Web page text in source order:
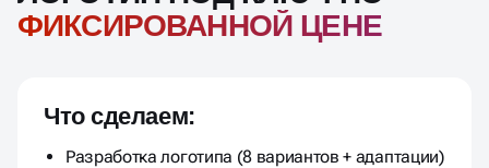
ФИКСИРОВАННОЙ ЦЕНЕ
Что сделаем:
Разработка логотипа (8 вариантов + адаптации)